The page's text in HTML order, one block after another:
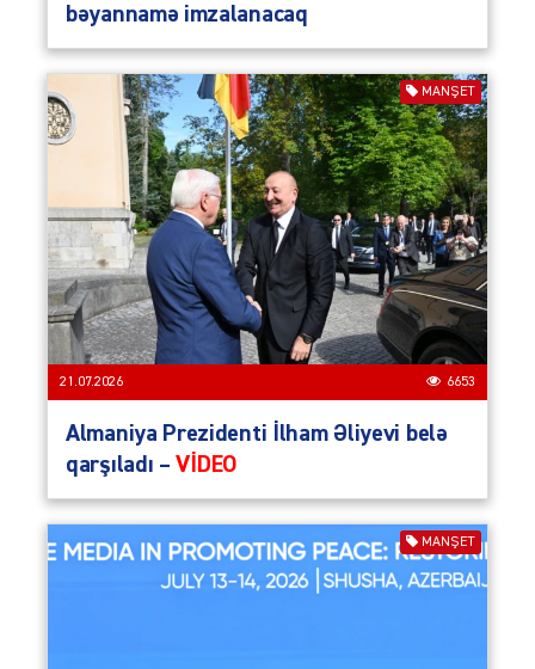
bəyannamə imzalanacaq
MANŞET
21.07.2026 6653
Almaniya Prezidenti İlham Əliyevi belə
qarşıladı –VİDEO
MANŞET